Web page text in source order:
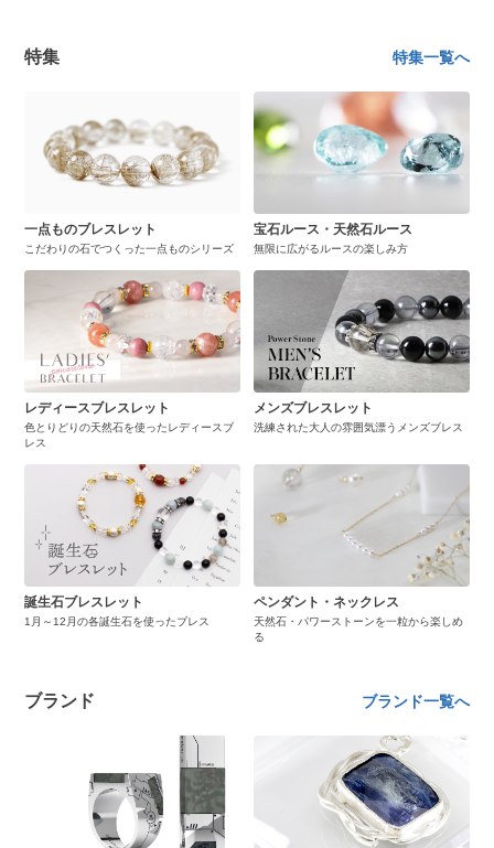
特集 特集一覧へ
一点ものブレスレット
こだわりの石でつくった一点ものシリーズ
宝石ルース・天然石ルース
無限に広がるルースの楽しみ方
レディースブレスレット
色とりどりの天然石を使ったレディースブ
レス
メンズブレスレット
洗練された大人の雰囲気漂うメンズブレス
誕生石ブレスレット
1月～12月の各誕生石を使ったブレス
ペンダント・ネックレス
天然石・パワーストーンを一粒から楽しめ
る
ブランド ブランド一覧へ